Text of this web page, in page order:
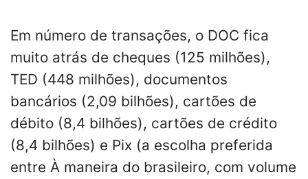
Em número de transações, o DOC fica
muito atrás de cheques (125 milhões),
TED (448 milhões), documentos
bancários (2,09 bilhões), cartões de
débito (8,4 bilhões), cartões de crédito
(8,4 bilhões) e Pix (a escolha preferida
entre À maneira do brasileiro, com volume